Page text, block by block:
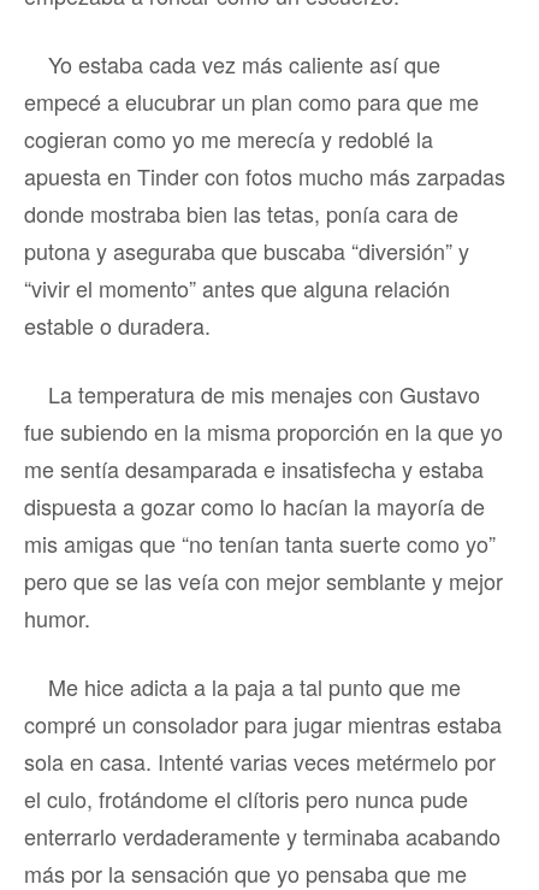
Yo estaba cada vez más caliente así que
empecé a elucubrar un plan como para que me
cogieran como yo me merecía y redoblé la
apuesta en Tinder con fotos mucho más zarpadas
donde mostraba bien las tetas, ponía cara de
putona y aseguraba que buscaba “diversión” y
“vivir el momento” antes que alguna relación
estable o duradera.
La temperatura de mis menajes con Gustavo
fue subiendo en la misma proporción en la que yo
me sentía desamparada e insatisfecha y estaba
dispuesta a gozar como lo hacían la mayoría de
mis amigas que “no tenían tanta suerte como yo”
pero que se las veía con mejor semblante y mejor
humor.
Me hice adicta a la paja a tal punto que me
compré un consolador para jugar mientras estaba
sola en casa. Intenté varias veces metérmelo por
el culo, frotándome el clítoris pero nunca pude
enterrarlo verdaderamente y terminaba acabando
más por la sensación que yo pensaba que me